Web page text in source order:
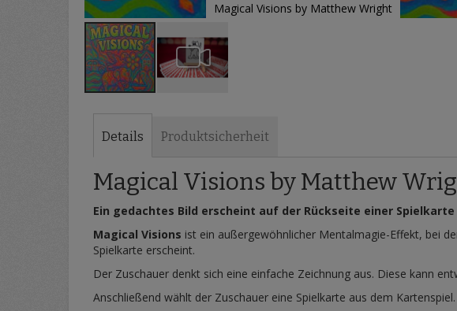
Magical Visions by Matthew Wright
Details
Magical Visions by Matthew
Ein gedachtes Bild erscheint auf der Rückseite einer Spielkarte
Magical Visions ist ein außergewöhnlicher Mentalmagie-Effekt, bei
Spielkarte erscheint.
Der Zuschauer denkt sich eine einfache Zeichnung aus. Diese kann
Anschließend wählt der Zuschauer eine Spielkarte aus dem
Produktsicherheit